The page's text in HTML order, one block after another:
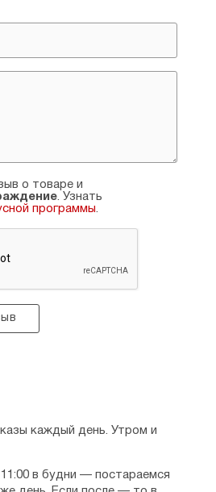
о товаре и
. Узнать
программы.
каждый день. Утром и
в будни — постараемся